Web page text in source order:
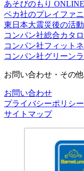
あそびのもり ONLINE
ベカ社のプレイファ
東日本大震災後の活
コンパン社総合カタ
コンパン社フィット
コンパン社グリーン
お問い合わせ・その他
お問い合わせ
プライバシーポリシ
サイトマップ